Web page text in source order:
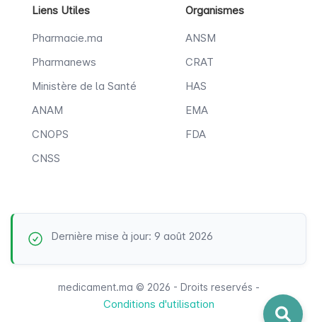
Liens Utiles
Pharmacie.ma
Pharmanews
Ministère de la Santé
ANAM
CNOPS
CNSS
Organismes
ANSM
CRAT
HAS
EMA
FDA
Dernière mise à jour: 9 août 2026
medicament.ma © 2026 - Droits reservés -
Conditions d'utilisation